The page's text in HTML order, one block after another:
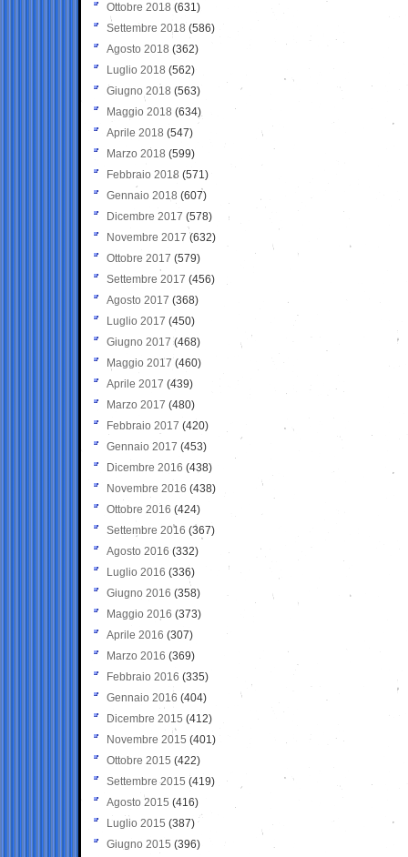
Ottobre 2018 (631)
Settembre 2018 (586)
Agosto 2018 (362)
Luglio 2018 (562)
Giugno 2018 (563)
Maggio 2018 (634)
Aprile 2018 (547)
Marzo 2018 (599)
Febbraio 2018 (571)
Gennaio 2018 (607)
Dicembre 2017 (578)
Novembre 2017 (632)
Ottobre 2017 (579)
Settembre 2017 (456)
Agosto 2017 (368)
Luglio 2017 (450)
Giugno 2017 (468)
Maggio 2017 (460)
Aprile 2017 (439)
Marzo 2017 (480)
Febbraio 2017 (420)
Gennaio 2017 (453)
Dicembre 2016 (438)
Novembre 2016 (438)
Ottobre 2016 (424)
Settembre 2016 (367)
Agosto 2016 (332)
Luglio 2016 (336)
Giugno 2016 (358)
Maggio 2016 (373)
Aprile 2016 (307)
Marzo 2016 (369)
Febbraio 2016 (335)
Gennaio 2016 (404)
Dicembre 2015 (412)
Novembre 2015 (401)
Ottobre 2015 (422)
Settembre 2015 (419)
Agosto 2015 (416)
Luglio 2015 (387)
Giugno 2015 (396)